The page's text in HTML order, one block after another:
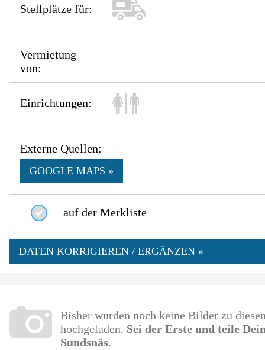
Stellplätze für:
Vermietung
von:
Einrichtungen:
Externe Quellen:
GOOGLE MAPS »
auf der Merkliste
DATEN KORRIGIEREN / ERGÄNZEN »
Bisher wurden noch keine Bilder zu
hochgeladen. Sei der Erste und teile
Sundsnäs.